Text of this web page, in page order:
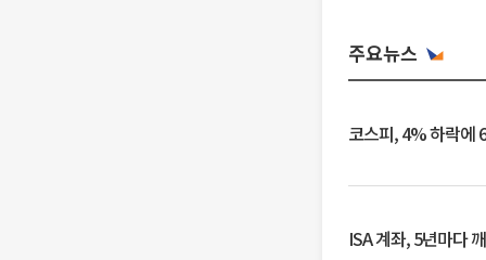
주요뉴스
코스피, 4% 하락에
ISA 계좌, 5년마다